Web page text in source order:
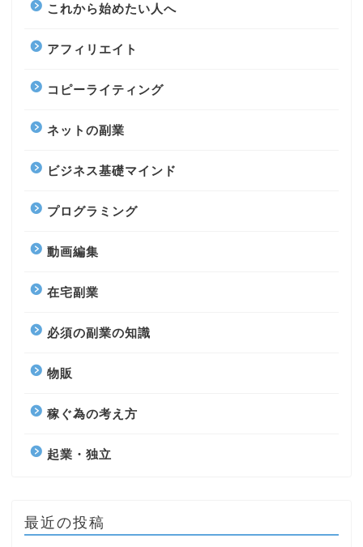
これから始めたい人へ
アフィリエイト
コピーライティング
ネットの副業
ビジネス基礎マインド
プログラミング
動画編集
在宅副業
必須の副業の知識
物販
稼ぐ為の考え方
起業・独立
最近の投稿